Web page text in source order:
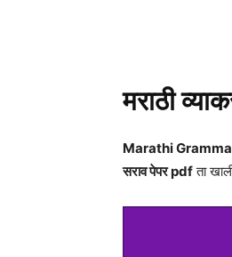
मराठी
Marathi
सराव पेपर pdfता